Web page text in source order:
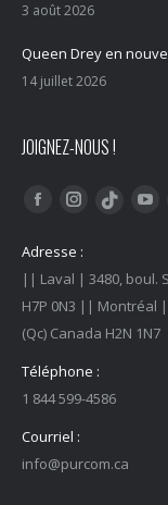
3 août 2026
Queen Drey en
14 juillet 2026
JOIGNEZ-NOUS !
Trouvez nous sur :
FacebookInstagram
Tiktok
Adresse :
|| Laval | 3480, boul.
H7P 0N3 || Montréal |
(Qc) Canada H2N 1N7
Téléphone :
1 844 599-4586
Courriel :
info@purcom.ca